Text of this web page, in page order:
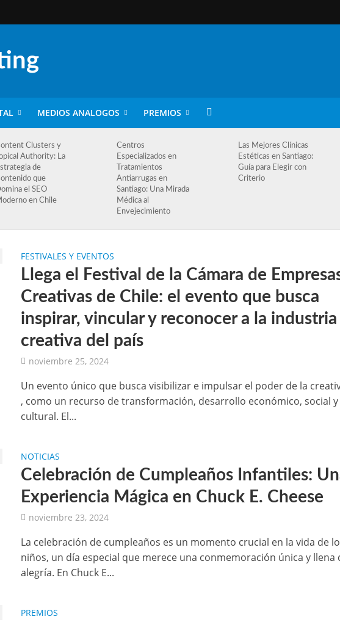
MEDIOS ANALOGOS PREMIOS
Clusters y
Authority: La
de
que
el SEO
en Chile
Centros
Especializados en
Tratamientos
Antiarrugas en
Santiago: Una Mirada
Médica al
Envejecimiento
Las Mejores Clínicas
Estéticas en Santiago:
Guía para Elegir con
Criterio
FESTIVALES Y EVENTOS
Llega el Festival de la Cámara de
Creativas de Chile: el evento que busca
inspirar, vincular y reconocer a la industria
creativa del país
noviembre 25, 2024
Un evento único que busca visibilizar e impulsar el poder de la
, como un recurso de transformación, desarrollo económico, social y
cultural. El...
NOTICIAS
Celebración de Cumpleaños Infantiles:
Experiencia Mágica en Chuck E. Cheese
noviembre 23, 2024
La celebración de cumpleaños es un momento crucial en la vida de
niños, un día especial que merece una conmemoración única y llena
alegría. En Chuck E...
PREMIOS